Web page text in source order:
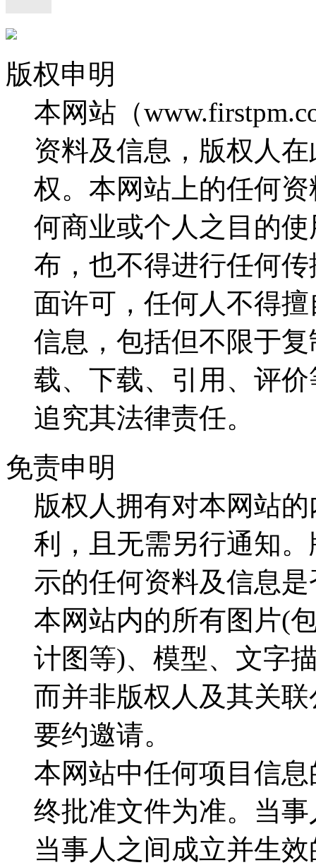
版权申明
本网站（
资料及信息，版权人
权。本网站上的任何
何商业或个人之目的
布，也不得进行任何
面许可，任何人不得
信息，包括但不限于
载、下载、引用、评
追究其法律责任。
免责申明
版权人拥有对本网站
利，且无需另行通知
示的任何资料及信息
本网站内的所有图片(
计图等)、模型、文字
而并非版权人及其关
要约邀请。
本网站中任何项目信
终批准文件为准。当
当事人之间成立并生